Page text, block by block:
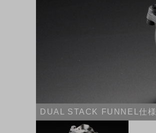
DUAL STACK FUNNEL仕様